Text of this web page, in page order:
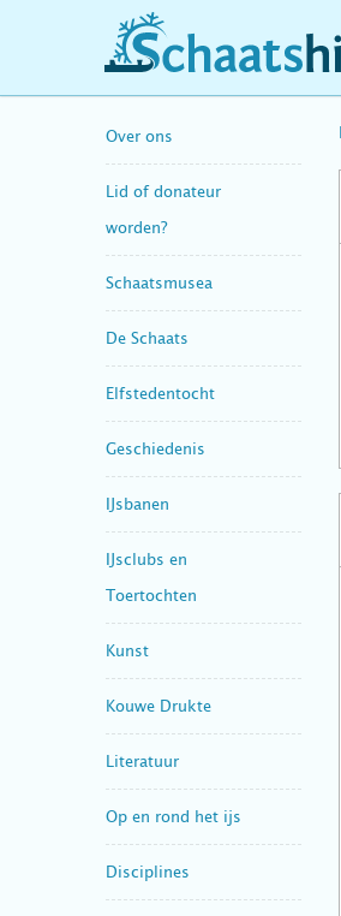
schaatshistorie.nl
Over ons
Lid of donateur
worden?
Schaatsmusea
De Schaats
Elfstedentocht
Geschiedenis
IJsbanen
IJsclubs en
Toertochten
Kunst
Kouwe Drukte
Literatuur
Op en rond het ijs
Disciplines